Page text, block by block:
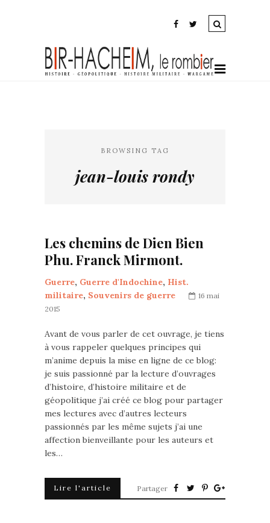
BROWSING TAG
jean-louis rondy
Les chemins de Dien Bien
Phu. Franck Mirmont.
Guerre, Guerre d'Indochine, Hist.
militaire, Souvenirs de guerre
16 mai
2015
Avant de vous parler de cet ouvrage, je tiens
à vous rappeler quelques principes qui
m’anime depuis la mise en ligne de ce blog:
je suis passionné par la lecture d’ouvrages
d’histoire, d’histoire militaire et de
géopolitique j’ai créé ce blog pour partager
mes lectures avec d’autres lecteurs
passionnés par les même sujets j’ai une
affection bienveillante pour les auteurs et
les…
Lire l'article Partager